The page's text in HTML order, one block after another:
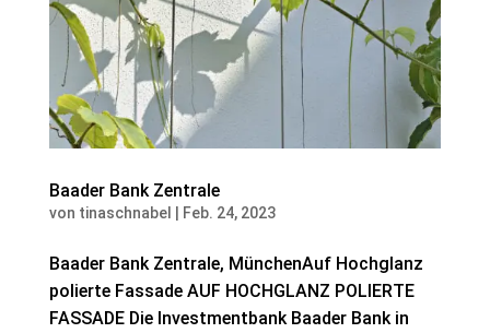
Baader Bank Zentrale
von tinaschnabel Feb. 24, 2023
Baader Bank Zentrale, MünchenAuf Hochglanz
polierte Fassade AUF HOCHGLANZ POLIERTE
FASSADE Die Investmentbank Baader Bank in